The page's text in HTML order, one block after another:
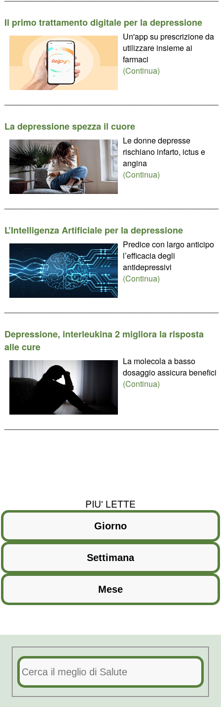
Il primo trattamento digitale per la depressione
Un'app su prescrizione da
utilizzare insieme ai
farmaci
(Continua)
La depressione spezza il cuore
Le donne depresse
rischiano infarto, ictus e
angina
(Continua)
L’Intelligenza Artificiale per la depressione
Predice con largo anticipo
l’efficacia degli
antidepressivi
(Continua)
Depressione, interleukina 2 migliora la risposta
alle cure
La molecola a basso
dosaggio assicura benefici
(Continua)
PIU' LETTE